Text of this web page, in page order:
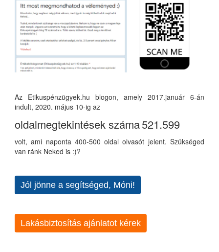
Az Etikuspénzügyek.hu blogon, amely 2017.január 6-án
indult, 2020. május 10-ig az
oldalmegtekintések száma521.599
volt, ami naponta 400-500 oldal olvasót jelent. Szükséged
van ránk Neked is :)?
Jól jönne a segítséged, Móni!
Lakásbiztosítás ajánlatot kérek